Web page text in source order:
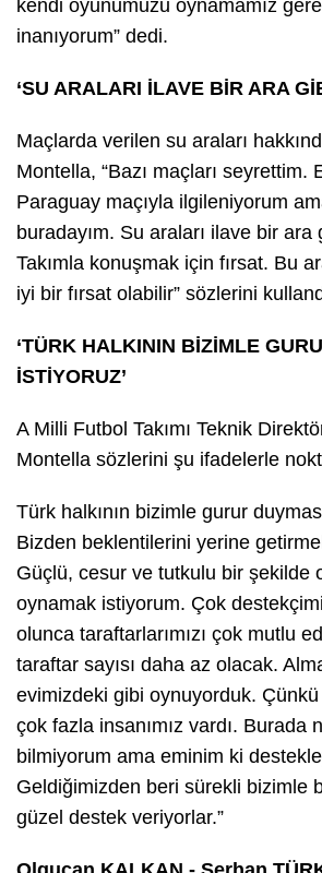
kendi oyunumuzu oynamamız
inanıyorum” dedi.
‘SU ARALARI İLAVE BİR ARA
Maçlarda verilen su araları
Montella, “Bazı maçları seyrettim.
Paraguay maçıyla ilgileniyorum
buradayım. Su araları ilave bir ara
Takımla konuşmak için fırsat. Bu
iyi bir fırsat olabilir” sözlerini
‘TÜRK HALKININ BİZİMLE
İSTİYORUZ’
A Milli Futbol Takımı Teknik
Montella sözlerini şu ifadelerle
Türk halkının bizimle gurur
Bizden beklentilerini yerine
Güçlü, cesur ve tutkulu bir şekilde
oynamak istiyorum. Çok
olunca taraftarlarımızı çok mutlu
taraftar sayısı daha az olacak.
evimizdeki gibi oynuyorduk.
çok fazla insanımız vardı. Burada
bilmiyorum ama eminim ki
Geldiğimizden beri sürekli bizimle
güzel destek veriyorlar.”